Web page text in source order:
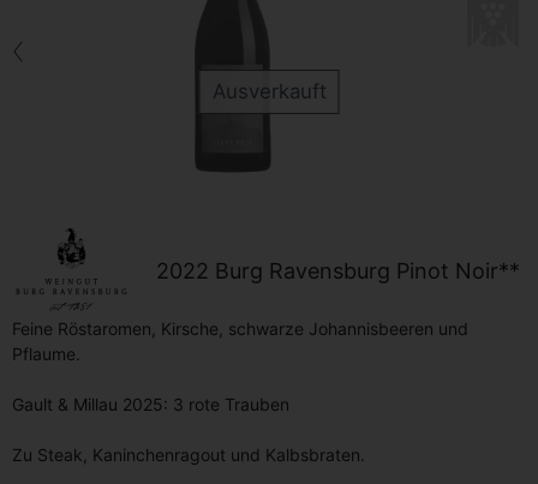
Zurück
Ausverkauft
2022 Burg Ravensburg Pinot Noir**
Feine Röstaromen, Kirsche, schwarze Johannisbeeren und
Pflaume.
Gault & Millau 2025: 3 rote Trauben
Zu Steak, Kaninchenragout und Kalbsbraten.